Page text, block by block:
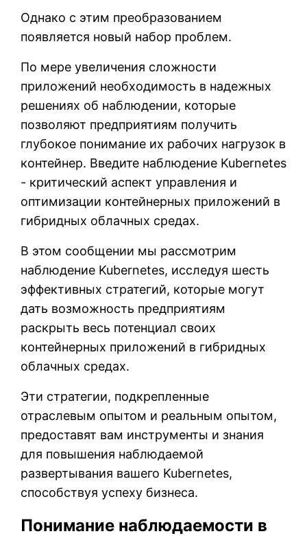
Однако с этим преобразованием
появляется новый набор проблем.
По мере увеличения сложности
приложений необходимость в надежных
решениях об наблюдении, которые
позволяют предприятиям получить
глубокое понимание их рабочих нагрузок в
контейнер. Введите наблюдение Kubernetes
- критический аспект управления и
оптимизации контейнерных приложений в
гибридных облачных средах.
В этом сообщении мы рассмотрим
наблюдение Kubernetes, исследуя шесть
эффективных стратегий, которые могут
дать возможность предприятиям
раскрыть весь потенциал своих
контейнерных приложений в гибридных
облачных средах.
Эти стратегии, подкрепленные
отраслевым опытом и реальным опытом,
предоставят вам инструменты и знания
для повышения наблюдаемой
развертывания вашего Kubernetes,
способствуя успеху бизнеса.
Понимание наблюдаемости в